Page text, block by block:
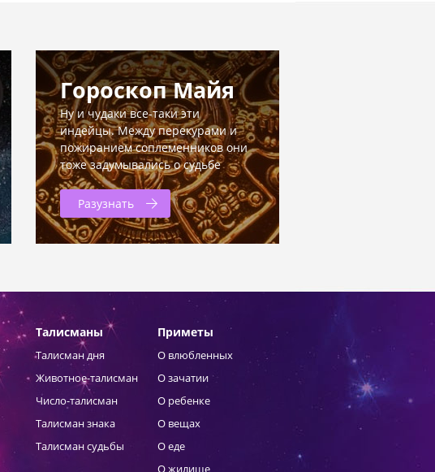
Гороскоп Майя
Ну и чудаки все-таки эти
индейцы. Между перекурами и
пожиранием соплеменников они
тоже задумывались о судьбе
Разузнать
Талисманы
Талисман дня
Животное-талисман
Число-талисман
Талисман знака
Талисман судьбы
Приметы
О влюбленных
О зачатии
О ребенке
О вещах
О еде
О жилище